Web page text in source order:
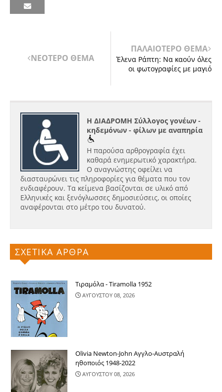
ΝΕΟΤΕΡΟ ΘΕΜΑ
ΠΑΛΑΙΟΤΕΡΟ ΘΕΜΑ
Έλενα Ράπτη: Να καούν όλες
οι φωτογραφίες με μαγιό
Η ΔΙΑΔΡΟΜΗ Σύλλογος γονέων -
κηδεμόνων - φίλων με αναπηρία
Η παρούσα αρθρογραφία έχει
καθαρά ενημερωτικό χαρακτήρα.
Ο αναγνώστης οφείλει να
διασταυρώνει τις πληροφορίες για θέματα που τον
ενδιαφέρουν. Τα κείμενα βασίζονται σε υλικό από
Ελληνικές και ξενόγλωσσες δημοσιεύσεις, οι οποίες
αναφέρονται στο μέτρο του δυνατού.
ΣΧΕΤΙΚΑ ΑΡΘΡΑ
Τιραμόλα - Tiramolla 1952
ΑΥΓΟΥΣΤΟΥ 08, 2026
Olivia Newton-John Αγγλο-Αυστραλή
ηθοποιός 1948-2022
ΑΥΓΟΥΣΤΟΥ 08, 2026